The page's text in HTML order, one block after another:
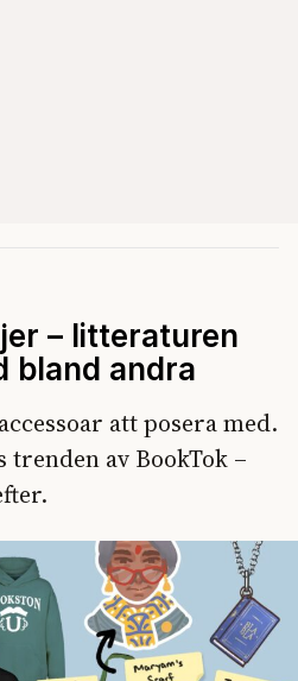
– litteraturen
bland andra
att posera med.
av BookTok –